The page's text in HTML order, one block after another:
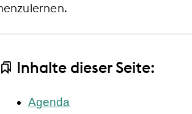
Inhalte dieser Seite:
Agenda